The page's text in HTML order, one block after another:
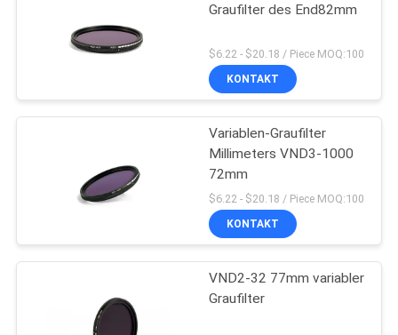
FORDERN
ZITAT
SITEMAP
POLICY
UVir schnitt Filter
7
MCUV-Filter
13
Graufilter des End82mm
$6.22 - $20.18 / Piece MOQ:100
KONTAKT
Variablen-Graufilter
Millimeters VND3-1000
72mm
$6.22 - $20.18 / Piece MOQ:100
KONTAKT
VND2-32 77mm variabler
Graufilter